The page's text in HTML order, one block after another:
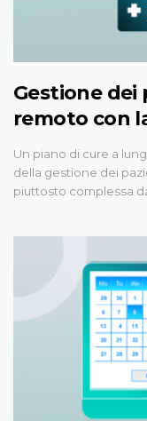
Gestione dei
remoto con
Un piano di cure a
della gestione dei
piuttosto complessa